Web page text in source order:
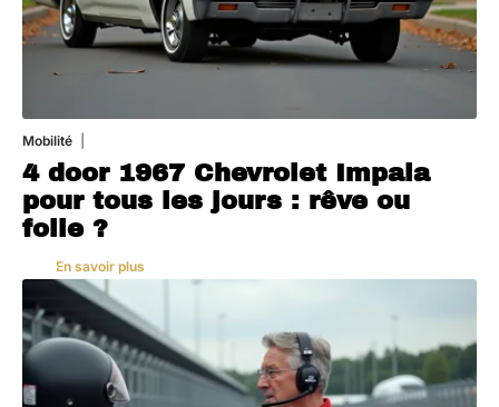
Mobilité
4 door 1967 Chevrolet Impala
pour tous les jours : rêve ou
folie ?
En savoir plus